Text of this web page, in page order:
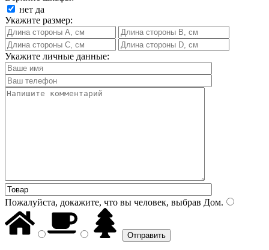
нет да
Укажите размер:
Укажите личные данные:
Пожалуйста, докажите, что вы человек, выбрав Дом.